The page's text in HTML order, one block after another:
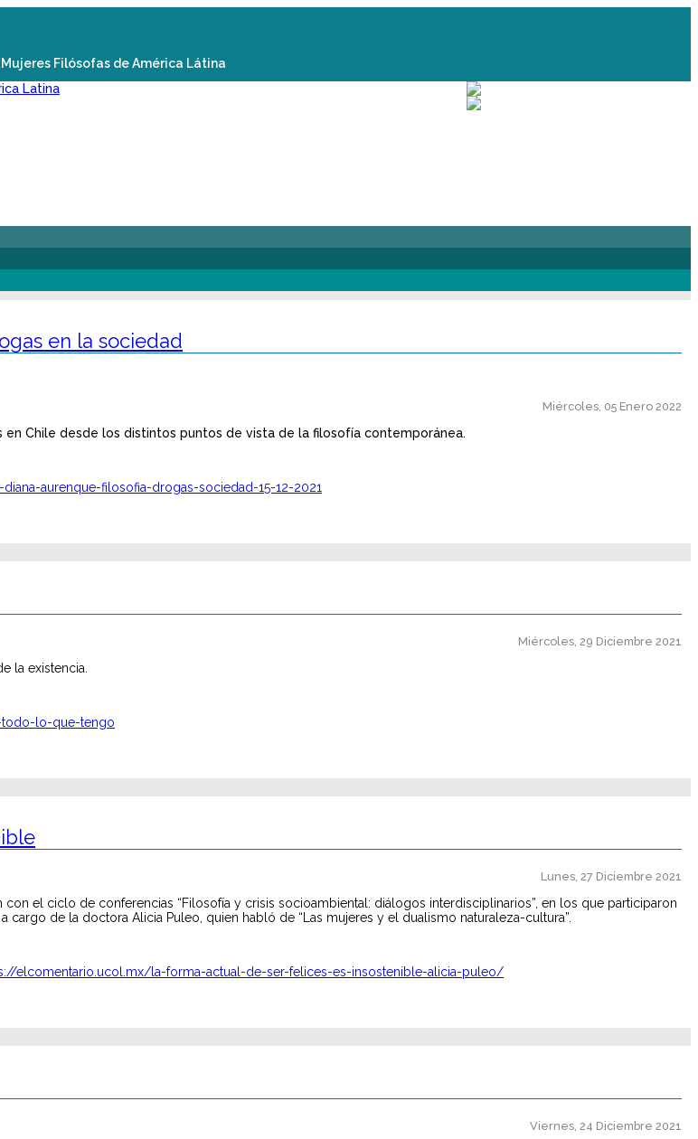
Mujeres Filósofas de América Látina
en la sociedad
Miércoles, 05 Enero 2022
Chile desde los distintos puntos de vista de la filosofía contemporánea.
aurenque-filosofia-drogas-sociedad-15-12-2021
Miércoles, 29 Diciembre 2021
la existencia.
todo-lo-que-tengo
Lunes, 27 Diciembre 2021
el ciclo de conferencias “Filosofía y crisis socioambiental: diálogos interdisciplinarios”, en los que participaron
de la doctora Alicia Puleo, quien habló de “Las mujeres y el dualismo naturaleza-cultura”.
elcomentario.ucol.mx/la-forma-actual-de-ser-felices-es-insostenible-alicia-puleo/
Viernes, 24 Diciembre 2021